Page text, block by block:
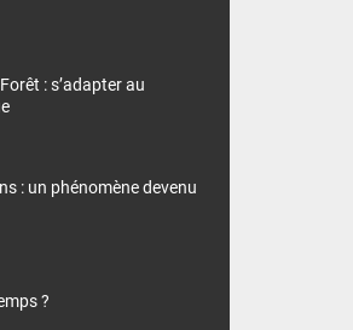
: s’adapter au
: un phénomène devenu
?